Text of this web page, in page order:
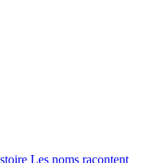
Les noms racontent